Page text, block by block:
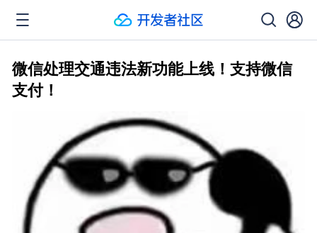
微信处理交通违法新功能上线！支持微信
支付！